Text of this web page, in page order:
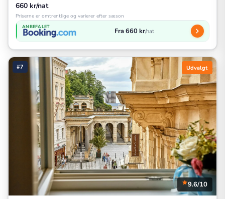
660 kr/nat
Priserne er omtrentlige og varierer efter sæson
ANBEFALET Fra 660 kr/nat
#7 Udvalgt
9.6/10